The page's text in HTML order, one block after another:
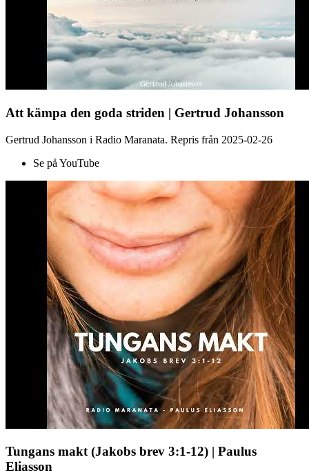
Att kämpa den goda striden | Gertrud Johansson
Gertrud Johansson i Radio Maranata. Repris från 2025-02-26
Se på YouTube
Tungans makt (Jakobs brev 3:1-12) | Paulus
Eliasson